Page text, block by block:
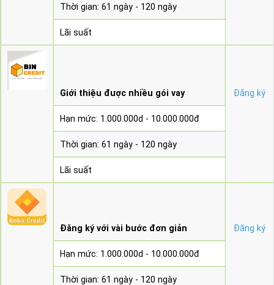
Thời gian: 61 ngày - 120 ngày
Lãi suất
Giới thiệu được nhiều gói vay Đăng ký
Hạn mức: 1.000.000d - 10.000.000đ
Thời gian: 61 ngày - 120 ngày
Lãi suất
Đăng ký với vài bước đơn giản Đăng ký
Hạn mức: 1.000.000d - 10.000.000đ
Thời gian: 61 ngày - 120 ngày